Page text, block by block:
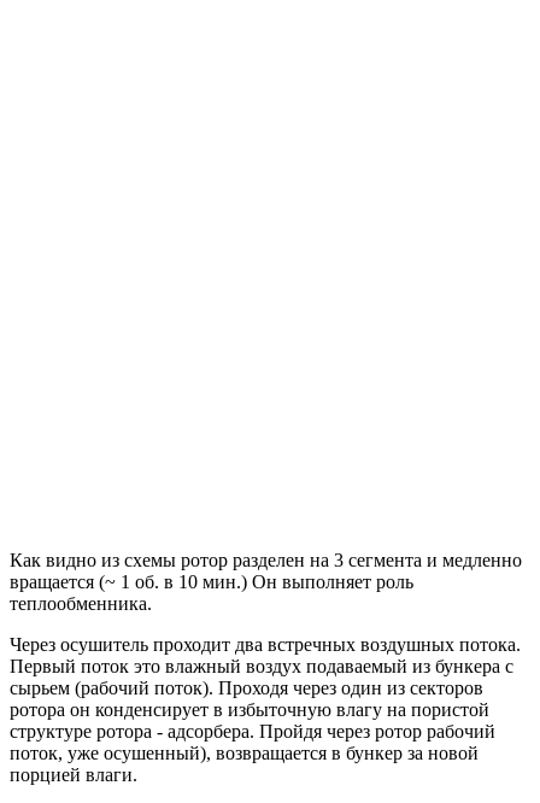
Как видно из схемы ротор разделен на 3 сегмента и медленно
вращается (~ 1 об. в 10 мин.) Он выполняет роль
теплообменника.
Через осушитель проходит два встречных воздушных потока.
Первый поток это влажный воздух подаваемый из бункера с
сырьем (рабочий поток). Проходя через один из секторов
ротора он конденсирует в избыточную влагу на пористой
структуре ротора - адсорбера. Пройдя через ротор рабочий
поток, уже осушенный), возвращается в бункер за новой
порцией влаги.